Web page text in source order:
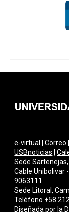
e-virtual |Correo
USBnoticias |
Sede
Cable Unibolivar
9063111
Sede Litoral,
Teléfono +58
Diseñada por la